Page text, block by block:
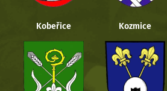
Kobeřice Kozmice